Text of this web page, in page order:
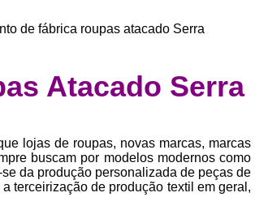
Camisetas para Sublimação
Confecção de Roupas
Confecção Roupas Fitness
Desenvolvimento de Coleção de
de fábrica roupas atacado Serra
Atacado Serra
lojas de roupas, novas marcas, marcas
buscam por modelos modernos como
da produção personalizada de peças de
terceirização de produção textil em geral,